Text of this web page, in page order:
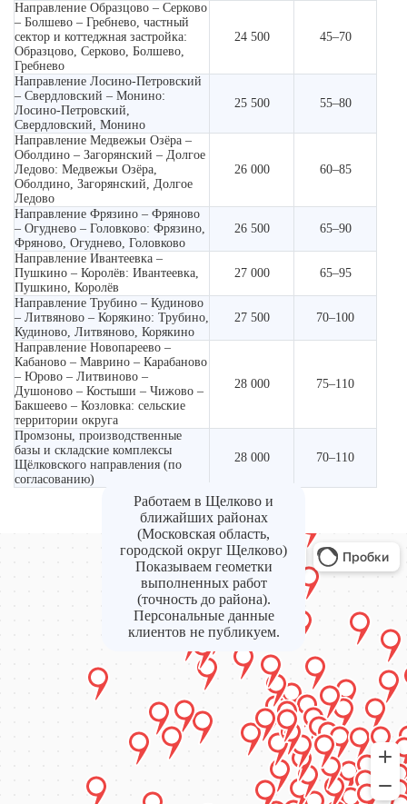
Направление Образцово – Серково
– Болшево – Гребнево, частный
сектор и коттеджная застройка:
Образцово, Серково, Болшево,
Гребнево
24 500 45–70
Направление Лосино-Петровский
– Свердловский – Монино:
Лосино-Петровский,
Свердловский, Монино
25 500 55–80
Направление Медвежьи Озёра –
Оболдино – Загорянский – Долгое
Ледово: Медвежьи Озёра,
Оболдино, Загорянский, Долгое
Ледово
26 000 60–85
Направление Фрязино – Фряново
– Огуднево – Головково: Фрязино,
Фряново, Огуднево, Головково
26 500 65–90
Направление Ивантеевка –
Пушкино – Королёв: Ивантеевка,
Пушкино, Королёв
27 000 65–95
Направление Трубино – Кудиново
– Литвяново – Корякино: Трубино,
Кудиново, Литвяново, Корякино
27 500 70–100
Направление Новопареево –
Кабаново – Маврино – Карабаново
– Юрово – Литвиново –
Душоново – Костыши – Чижово –
Бакшеево – Козловка: сельские
территории округа
28 000 75–110
Промзоны, производственные
базы и складские комплексы
Щёлковского направления (по
согласованию)
28 000 70–110
Работаем в Щелково и
ближайших районах
(Московская область,
городской округ Щелково)
Показываем геометки
выполненных работ
(точность до района).
Персональные данные
клиентов не публикуем.